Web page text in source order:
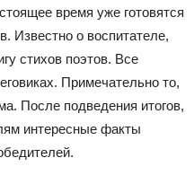
время уже готовятся
Известно о воспитателе,
стихов поэтов. Все
Примечательно то,
После подведения итогов,
интересные факты